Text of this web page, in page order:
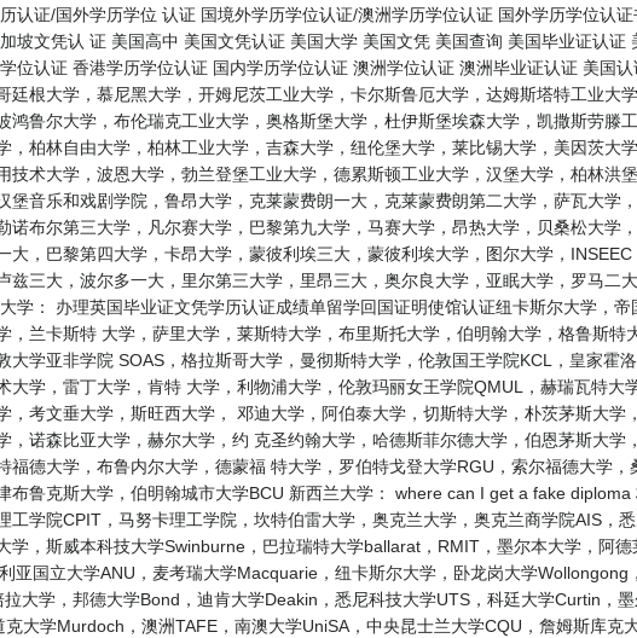
认证/国外学历学位 认证 国境外学历学位认证/澳洲学历学位认证 国外学历学位认
坡文凭认 证 美国高中 美国文凭认证 美国大学 美国文凭 美国查询 美国毕业证认
位认证 香港学历学位认证 国内学历学位认证 澳洲学位认证 澳洲毕业证认证 美国
廷根大学，慕尼黑大学，开姆尼茨工业大学，卡尔斯鲁厄大学，达姆斯塔特工业
鸿鲁尔大学，布伦瑞克工业大学，奥格斯堡大学，杜伊斯堡埃森大学，凯撒斯劳
，柏林自由大学，柏林工业大学，吉森大学，纽伦堡大学，莱比锡大学，美因茨大
技术大学，波恩大学，勃兰登堡工业大学，德累斯顿工业大学，汉堡大学，柏林洪
堡音乐和戏剧学院，鲁昂大学，克莱蒙费朗一大，克莱蒙费朗第二大学，萨瓦大
诺布尔第三大学，凡尔赛大学，巴黎第九大学，马赛大学，昂热大学，贝桑松大
大，巴黎第四大学，卡昂大学，蒙彼利埃三大，蒙彼利埃大学，图尔大学，
兹三大，波尔多一大，里尔第三大学，里昂三大，奥尔良大学，亚眠大学，罗马二
学： 办理英国毕业证文凭学历认证成绩单留学回国证明使馆认证纽卡斯尔大学，
，兰卡斯特 大学，萨里大学，莱斯特大学，布里斯托大学，伯明翰大学，格鲁斯
大学亚非学院 SOAS，格拉斯哥大学，曼彻斯特大学，伦敦国王学院KCL，皇家霍
大学，雷丁大学，肯特 大学，利物浦大学，伦敦玛丽女王学院QMUL，赫瑞瓦特
，考文垂大学，斯旺西大学， 邓迪大学，阿伯泰大学，切斯特大学，朴茨茅斯大
，诺森比亚大学，赫尔大学，约 克圣约翰大学，哈德斯菲尔德大学，伯恩茅斯大
福德大学，布鲁内尔大学，德蒙福 特大学，罗伯特戈登大学RGU，索尔福德大学
布鲁克斯大学，伯明翰城市大学BCU 新西兰大学： where can I get a fake
工学院CPIT，马努卡理工学院，坎特伯雷大学，奥克兰大学，奥克兰商学院AIS，
学，斯威本科技大学Swinburne，巴拉瑞特大学ballarat，RMIT，墨尔本大学，阿
亚国立大学ANU，麦考瑞大学Macquarie，纽卡斯尔大学，卧龙岗大学
拉大学，邦德大学Bond，迪肯大学Deakin，悉尼科技大学UTS，科廷大学Curtin，
克大学Murdoch，澳洲TAFE，南澳大学UniSA，中央昆士兰大学CQU，詹姆斯库